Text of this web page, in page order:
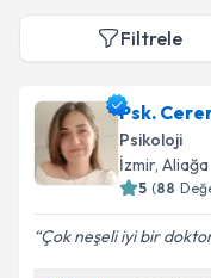
Filtrele
Psk.
Psikoloji
İzmir, Aliağa
5 (88
Çok neşeli iyi bir